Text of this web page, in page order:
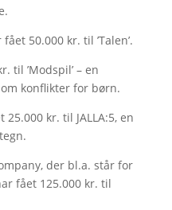
50.000 kr. til ’Talen’.
til ’Modspil’ – en
konflikter for børn.
kr. til JALLA:5, en
der bl.a. står for
fået 125.000 kr. til